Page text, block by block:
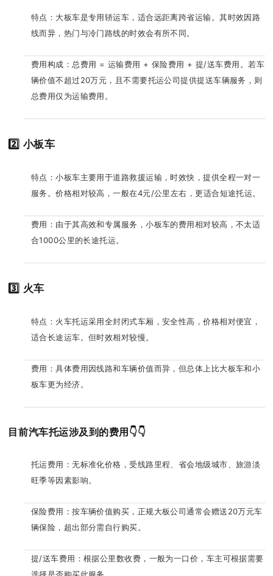
特点：大板车是专用轿运车，适合远距离跨省运输。其时效因路
线而异，热门与冷门路线的时效会有所不同。
费用构成：总费用 = 运输费用 + 保险费用 + 提/送车费用。若车
辆价值不超过20万元，且不需要托运公司提供提送车辆服务，则
总费用仅为运输费用。
2️⃣ 小板车
特点：小板车主要用于道路救援运输，时效快，提供全程一对一
服务。价格相对较高，一般在4元/公里左右，更适合短途托运。
费用：由于其高效和专属服务，小板车的费用相对较高，不太适
合1000公里的长途托运。
3️⃣ 火车
特点：火车托运采用全封闭式车厢，安全性高，价格相对便宜，
适合长途运车。但时效相对较慢。
费用：具体费用因线路和车辆价值而异，但总体上比大板车和小
板车更为经济。
目前汽车托运涉及到的费用👇👇
托运费用：无标准化价格，受线路里程、省会地级城市、旅游淡
旺季等因素影响。
保险费用：按车辆价值购买，正规大板公司通常会赠送20万元车
辆保险，超出部分需自行购买。
提/送车费用：根据公里数收费，一般为一口价，车主可根据需要